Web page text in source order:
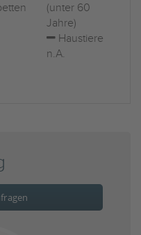
(unter 60
Jahre)
Haustiere
n.A.